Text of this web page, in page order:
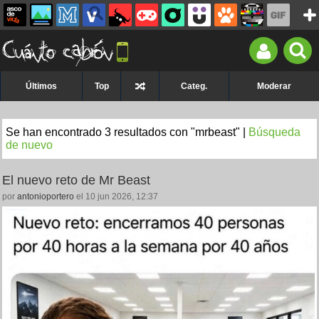
Últimos Top Categ. Moderar
Se han encontrado 3 resultados con "mrbeast" |
Búsqueda
de nuevo
El nuevo reto de Mr Beast
por antonioportero el 10 jun 2026, 12:37